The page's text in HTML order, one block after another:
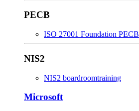
PECB
ISO 27001 Foundation PECB
NIS2
NIS2 boardroomtraining
Microsoft